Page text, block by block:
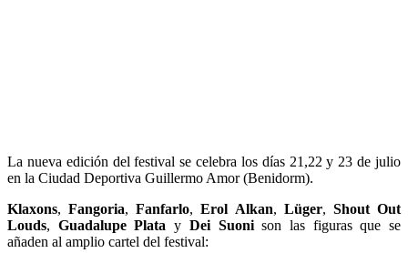
La nueva edición del festival se celebra los días 21,22 y 23 de julio
en la Ciudad Deportiva Guillermo Amor (Benidorm).
Klaxons,Fangoria,Fanfarlo,Erol Alkan, Lüger, Shout Out
Louds, Guadalupe Plata y Dei Suonison las figuras que se
añaden al amplio cartel del festival: